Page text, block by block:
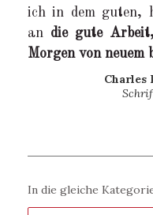
ich in dem guten,
an die gute
Morgen von neuem
In die gleiche